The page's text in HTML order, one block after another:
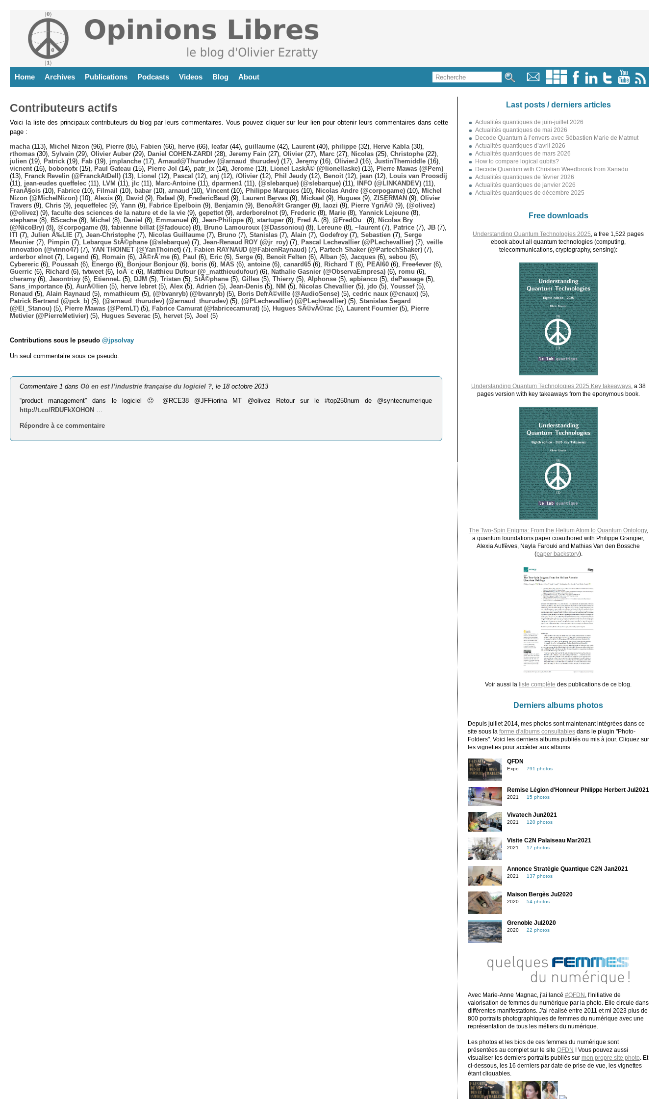
Home Archives Publications Podcasts Videos Blog About
Contributeurs actifs
Voici la liste des principaux contributeurs du blog par leurs commentaires. Vous pouvez cliquer sur leur lien pour obtenir leurs commentaires dans cette
page :
macha (113), Michel Nizon (96), Pierre (85), Fabien (66), herve (66), leafar (44), guillaume (42), Laurent (40), philippe (32), Herve Kabla (30),
rthomas (30), Sylvain (29), Olivier Auber (29), Daniel COHEN-ZARDI (28), Jeremy Fain (27), Olivier (27), Marc (27), Nicolas (25), Christophe (22),
julien (19), Patrick (19), Fab (19), jmplanche (17), Arnaud@Thurudev (@arnaud_thurudev) (17), Jeremy (16), OlivierJ (16), JustinThemiddle (16),
vicnent (16), bobonofx (15), Paul Gateau (15), Pierre Jol (14), patr_ix (14), Jerome (13), Lionel LaskÃ© (@lionellaske) (13),
Pierre Mawas (@Pem)
(13),
Franck Revelin (@FranckAtDell) (13), Lionel (12), Pascal (12), anj (12), /Olivier (12), Phil Jeudy (12), Benoit (12), jean (12),
Louis van Proosdij
(11), jean-eudes queffelec (11), LVM (11), jlc (11), Marc-Antoine (11), dparmen1 (11), (@slebarque) (@slebarque) (11), INFO (@LINKANDEV) (11),
FranÃ§ois (10), Fabrice (10), Filmail (10), babar (10), arnaud (10), Vincent (10), Philippe Marques (10), Nicolas Andre (@corpogame) (10),
Michel
Nizon (@MichelNizon) (10), Alexis (9), David (9), Rafael (9), FredericBaud (9), Laurent Bervas (9), Mickael (9), Hugues (9), ZISERMAN (9), Olivier
Travers (9), Chris (9), jequeffelec (9), Yann (9), Fabrice Epelboin (9), Benjamin (9), BenoÃ®t Granger (9), laozi (9), Pierre YgriÃ© (9), (@olivez)
(@olivez) (9), faculte des sciences de la nature et de la vie (9), gepettot (9), arderborelnot (9), Frederic (8), Marie (8), Yannick Lejeune (8),
stephane (8), BScache (8), Michel (8), Daniel (8), Emmanuel (8), Jean-Philippe (8), startuper (8), Fred A. (8), @FredOu_ (8),
Nicolas Bry
(@NicoBry) (8), @corpogame (8), fabienne billat (@fadouce) (8), Bruno Lamouroux (@Dassoniou) (8), Lereune (8), ~laurent (7), Patrice (7), JB (7),
ITI (7), Julien Ã‰LIE (7), Jean-Christophe (7), Nicolas Guillaume (7), Bruno (7), Stanislas (7), Alain (7), Godefroy (7), Sebastien (7), Serge
Meunier (7), Pimpin (7), Lebarque StÃ©phane (@slebarque) (7), Jean-Renaud ROY (@jr_roy) (7), Pascal Lechevallier (@PLechevallier) (7), veille
innovation (@vinno47) (7), YAN THOINET (@YanThoinet) (7), Fabien RAYNAUD (@FabienRaynaud) (7), Partech Shaker (@PartechShaker) (7),
arderbor elnot (7), Legend (6), Romain (6), JÃ©rÃ´me (6), Paul (6), Eric (6), Serge (6), Benoit Felten (6), Alban (6), Jacques (6), sebou (6),
Cybereric (6), Poussah (6), Energo (6), Bonjour Bonjour (6), boris (6), MAS (6), antoine (6), canard65 (6), Richard T (6), PEAI60 (6), Free4ever (6),
Guerric (6), Richard (6), tvtweet (6), loÃ¯c (6), Matthieu Dufour (@_matthieudufour) (6), Nathalie Gasnier (@ObservaEmpresa) (6), romu (6),
cheramy (6), Jasontrisy (6), EtienneL (5), DJM (5), Tristan (5), StÃ©phane (5), Gilles (5), Thierry (5), Alphonse (5), apbianco (5), dePassage (5),
Sans_importance (5), AurÃ©lien (5), herve lebret (5), Alex (5), Adrien (5), Jean-Denis (5), NM (5), Nicolas Chevallier (5), jdo (5), Youssef(5),
Renaud (5), Alain Raynaud (5), mmathieum (5), (@bvanryb) (@bvanryb) (5), Boris DefrÃ©ville (@AudioSense) (5), cedric naux (@cnaux) (5),
Patrick Bertrand (@pck_b) (5), (@arnaud_thurudev) (@arnaud_thurudev) (5), (@PLechevallier) (@PLechevallier) (5), Stanislas Segard
(@El_Stanou) (5), Pierre Mawas (@PemLT) (5), Fabrice Camurat (@fabricecamurat) (5), Hugues SÃ©vÃ©rac (5), Laurent Fournier (5),
Pierre
Metivier (@PierreMetivier) (5), Hugues Severac (5), hervet (5), Joel (5)
Contributions sous le pseudo @jpsolvay
Un seul commentaire sous ce pseudo.
Commentaire 1 dansOù en est l’industrie française du logiciel ? , le 18 octobre 2013
“product management” dans le logiciel 🙂 @RCE38 @JFFiorina MT @olivez Retour sur le #top250num de @syntecnumerique
http://t.co/RDUFkXOHON …
Répondre à ce commentaire
Last posts / derniers articles
Actualités quantiques de juin-juillet 2026
Actualités quantiques de mai 2026
Decode Quantum à l’envers avec Sébastien Marie de Matmut
Actualités quantiques d’avril 2026
Actualités quantiques de mars 2026
How to compare logical qubits?
Decode Quantum with Christian Weedbrook from Xanadu
Actualités quantiques de février 2026
Actualités quantiques de janvier 2026
Actualités quantiques de décembre 2025
Free downloads
Understanding Quantum Technologies 2025 , a free 1,522 pages
ebook about all quantum technologies (computing,
telecommunications, cryptography, sensing):
Understanding Quantum Technologies 2025 Key takeaways, a 38
pages version with key takeaways from the eponymous book.
The Two-Spin Enigma: From the Helium Atom to Quantum Ontology,
a quantum foundations paper coauthored with Philippe Grangier,
Alexia Auffèves, Nayla Farouki and Mathias Van den Bossche
(paper backstory).
Voir aussi la liste complète des publications de ce blog.
Derniers albums photos
Depuis juillet 2014, mes photos sont maintenant intégrées dans ce
site sous la forme d'albums consultablesdans le plugin "Photo-
Folders". Voici les derniers albums publiés ou mis à jour. Cliquez sur
les vignettes pour accéder aux albums.
QFDN
Expo 791 photos
Remise Légion d'Honneur Philippe Herbert Jul2021
2021 15 photos
Vivatech Jun2021
2021 120 photos
Visite C2N Palaiseau Mar2021
2021 17 photos
Annonce Stratégie Quantique C2N Jan2021
2021 137 photos
Maison Bergès Jul2020
2020 54 photos
Grenoble Jul2020
2020 22 photos
Avec Marie-Anne Magnac, j'ai lancé #QFDN
, l'initiative de
valorisation de femmes du numérique par la photo. Elle circule dans
différentes manifestations. J'ai réalisé entre 2011 et mi 2023 plus de
800 portraits photographiques de femmes du numérique avec une
représentation de tous les métiers du numérique.
Les photos et les bios de ces femmes du numérique sont
présentées au complet sur le site QFDN ! Vous pouvez aussi
visualiser les derniers portraits publiés sur mon propre site photo . Et
ci-dessous, les 16 derniers par date de prise de vue, les vignettes
étant cliquables.